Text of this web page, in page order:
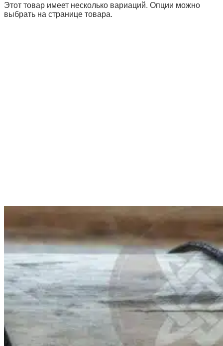
Этот товар имеет несколько вариаций. Опции можно
выбрать на странице товара.